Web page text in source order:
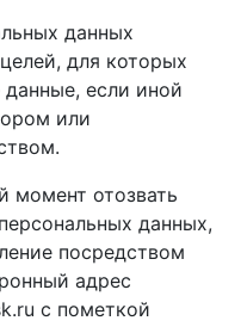
данных
для которых
если иной
или
момент отозвать
данных,
посредством
адрес
с пометкой